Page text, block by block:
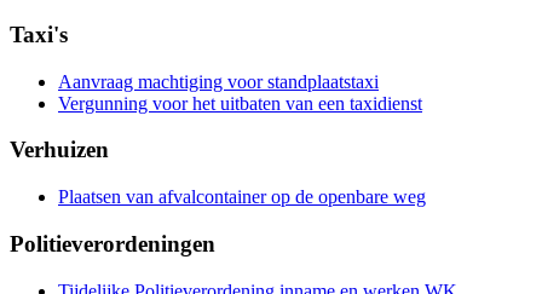
Taxi's
Aanvraag machtiging voor standplaatstaxi
Vergunning voor het uitbaten van een taxidienst
Verhuizen
Plaatsen van afvalcontainer op de openbare weg
Politieverordeningen